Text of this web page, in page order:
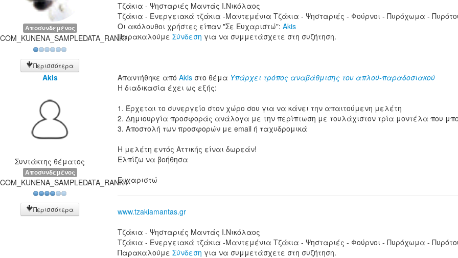
Αποσυνδεμένος
COM_KUNENA_SAMPLEDATA_RANK1
Περισσότερα
Τζάκια - Ψησταριές Μαντάς Ι.Νικόλαος
Τζάκια - Ενεργειακά τζάκια -Μαντεμένια Τζάκια - Ψησταριές - Φούρνοι - Πυρόχωμα -
Οι ακόλουθοι χρήστες είπαν "Σε Ευχαριστώ": Akis
Παρακαλούμε Σύνδεση για να συμμετάσχετε στη συζήτηση.
Akis
Συντάκτης θέματος
Αποσυνδεμένος
COM_KUNENA_SAMPLEDATA_RANK4
Περισσότερα
Απαντήθηκε από Akisστο θέμα Υπάρχει τρόπος αναβάθμισης του απλού-παραδοσιακού
Η διαδικασία έχει ως εξής:
1. Έρχεται το συνεργείο στον χώρο σου για να κάνει την απαιτούμενη μελέτη
2. Δημιουργία προσφοράς ανάλογα με την περίπτωση με τουλάχιστον τρία μοντέλα που
3. Αποστολή των προσφορών με email ή ταχυδρομικά
Η μελέτη εντός Αττικής είναι δωρεάν!
Ελπίζω να βοήθησα
Ευχαριστώ
www.tzakiamantas.gr
Τζάκια - Ψησταριές Μαντάς Ι.Νικόλαος
Τζάκια - Ενεργειακά τζάκια -Μαντεμένια Τζάκια - Ψησταριές - Φούρνοι - Πυρόχωμα -
Παρακαλούμε Σύνδεση για να συμμετάσχετε στη συζήτηση.